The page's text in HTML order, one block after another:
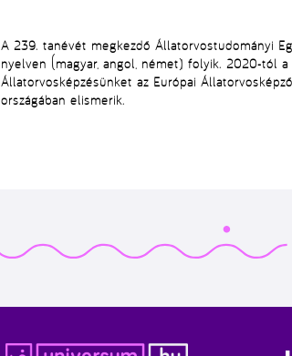
A 239. tanévét megkezdő Állatorvostudományi
nyelven (magyar, angol, német) folyik. 2020-tól
Állatorvosképzésünket az Európai
országában elismerik.